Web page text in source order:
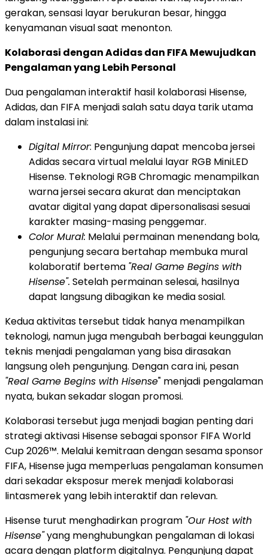
gerakan, sensasi layar berukuran besar, hingga
kenyamanan visual saat menonton.
Kolaborasi dengan Adidas dan FIFA Mewujudkan
Pengalaman yang Lebih Personal
Dua pengalaman interaktif hasil kolaborasi Hisense,
Adidas, dan FIFA menjadi salah satu daya tarik utama
dalam instalasi ini:
Digital Mirror: Pengunjung dapat mencoba jersei
Adidas secara virtual melalui layar RGB MiniLED
Hisense. Teknologi RGB Chromagic menampilkan
warna jersei secara akurat dan menciptakan
avatar digital yang dapat dipersonalisasi sesuai
karakter masing-masing penggemar.
Color Mural: Melalui permainan menendang bola,
pengunjung secara bertahap membuka mural
kolaboratif bertema "Real Game Begins with
Hisense". Setelah permainan selesai, hasilnya
dapat langsung dibagikan ke media sosial.
Kedua aktivitas tersebut tidak hanya menampilkan
teknologi, namun juga mengubah berbagai keunggulan
teknis menjadi pengalaman yang bisa dirasakan
langsung oleh pengunjung. Dengan cara ini, pesan
"Real Game Begins with Hisense" menjadi pengalaman
nyata, bukan sekadar slogan promosi.
Kolaborasi tersebut juga menjadi bagian penting dari
strategi aktivasi Hisense sebagai sponsor FIFA World
Cup 2026™. Melalui kemitraan dengan sesama sponsor
FIFA, Hisense juga memperluas pengalaman konsumen
dari sekadar eksposur merek menjadi kolaborasi
lintasmerek yang lebih interaktif dan relevan.
Hisense turut menghadirkan program "Our Host with
Hisense"yang menghubungkan pengalaman di lokasi
acara dengan platform digitalnya. Pengunjung dapat